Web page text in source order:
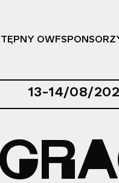
OWF
13-14/08/